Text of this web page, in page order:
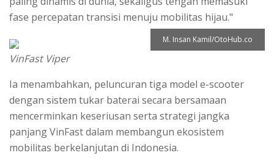
fase percepatan transisi menuju mobilitas hijau."
M. Insan Kamil/OtoHub.co
VinFast Viper
Ia menambahkan, peluncuran tiga model e-scooter
dengan sistem tukar baterai secara bersamaan
mencerminkan keseriusan serta strategi jangka
panjang VinFast dalam membangun ekosistem
mobilitas berkelanjutan di Indonesia.